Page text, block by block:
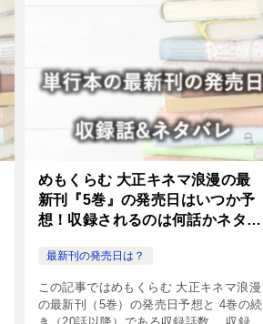
めもくらむ 大正キネマ浪漫の最
新刊『5巻』の発売日はいつか予
想！収録されるのは何話かネタバ
最新刊の発売日は？
この記事ではめもくらむ 大正キネマ浪漫
の最新刊（5巻）の発売日予想と 4巻の続